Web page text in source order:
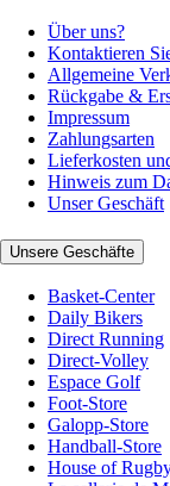
Über uns?
Kontaktieren
Allgemeine
Rückgabe &
Impressum
Zahlungsarten
Lieferkosten
Hinweis zum
Unser Geschäft
Unsere Geschäfte
Basket-Center
Daily Bikers
Direct Running
Direct-Volley
Espace Golf
Foot-Store
Galopp-Store
Handball-Store
House of